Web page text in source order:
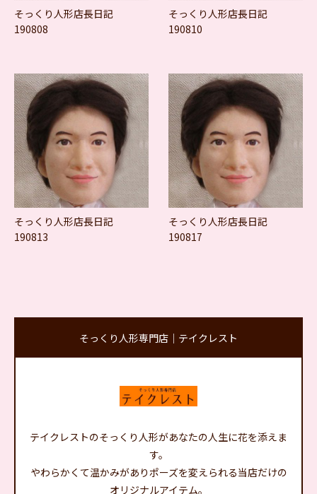
そっくり人形店長日記
190808
そっくり人形店長日記
190810
そっくり人形店長日記
190813
そっくり人形店長日記
190817
そっくり人形専門店｜テイクレスト
テイクレストのそっくり人形があなたの人生に花を添えま
す。
やわらかくて温かみがありポーズを変えられる当店だけの
オリジナルアイテム。